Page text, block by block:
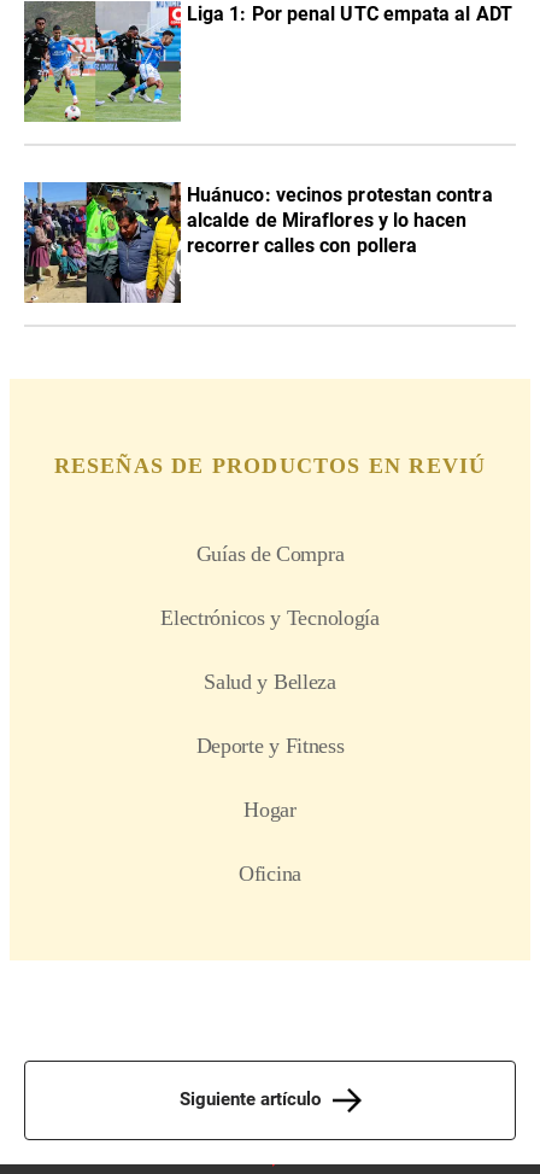
Liga 1: Por penal UTC empata al ADT
Huánuco: vecinos protestan contra
alcalde de Miraflores y lo hacen
recorrer calles con pollera
Siguiente artículo